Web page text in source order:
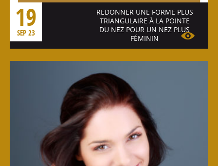
19
SEP 23
REDONNER UNE FORME PLUS
TRIANGULAIRE À LA POINTE
DU NEZ POUR UN NEZ PLUS
FÉMININ
Voir l'article